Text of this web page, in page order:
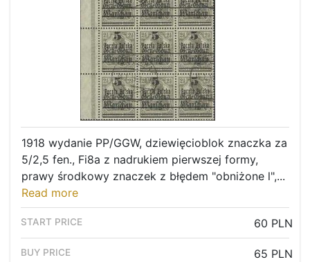
1918 wydanie PP/GGW, dziewięcioblok znaczka za
5/2,5 fen., Fi8a z nadrukiem pierwszej formy,
prawy środkowy znaczek z błędem "obniżone l",...
Read more
60 PLN
65 PLN